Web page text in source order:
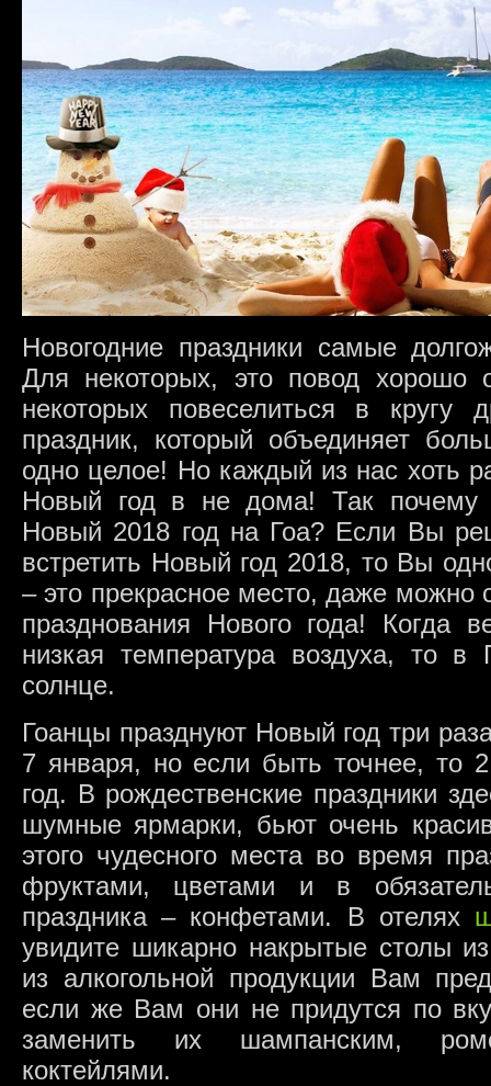
Новогодние праздники самые
Для некоторых, это повод хорошо
некоторых повеселиться в
праздник, который объединяет
одно целое! Но каждый из нас хоть
Новый год в не дома! Так почему
Новый 2018 год на Гоа? Если Вы
встретить Новый год 2018, то Вы
– это прекрасное место, даже можно
празднования Нового года! Когда
низкая температура воздуха, то в
солнце.
Гоанцы празднуют Новый год три
7 января, но если быть точнее, то
год. В рождественские праздники
шумные ярмарки, бьют очень
этого чудесного места во время
фруктами, цветами и в
праздника – конфетами. В отелях
увидите шикарно накрытые столы
из алкогольной продукции Вам
если же Вам они не придутся по
заменить их шампанским,
коктейлями.